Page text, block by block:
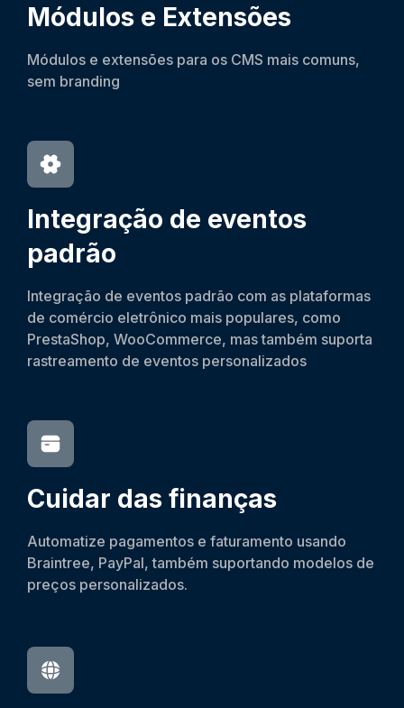
Módulos e Extensões
Módulos e extensões para os CMS mais comuns,
sem branding
Integração de eventos
padrão
Integração de eventos padrão com as plataformas
de comércio eletrônico mais populares, como
PrestaShop, WooCommerce, mas também suporta
rastreamento de eventos personalizados
Cuidar das finanças
Automatize pagamentos e faturamento usando
Braintree, PayPal, também suportando modelos de
preços personalizados.